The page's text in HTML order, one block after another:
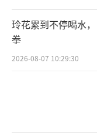
玲花累到不停喝水
拳
2026-08-07 10:29:30